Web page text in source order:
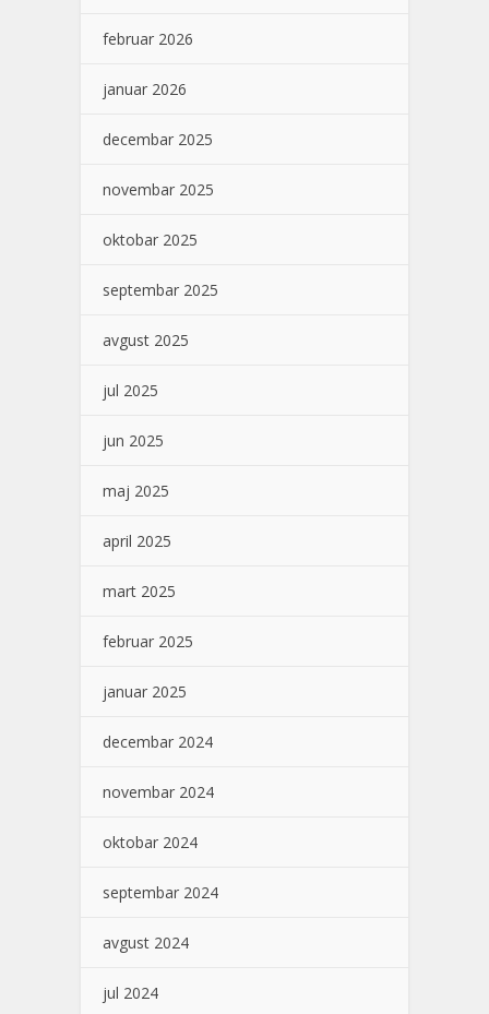
februar 2026
januar 2026
decembar 2025
novembar 2025
oktobar 2025
septembar 2025
avgust 2025
jul 2025
jun 2025
maj 2025
april 2025
mart 2025
februar 2025
januar 2025
decembar 2024
novembar 2024
oktobar 2024
septembar 2024
avgust 2024
jul 2024